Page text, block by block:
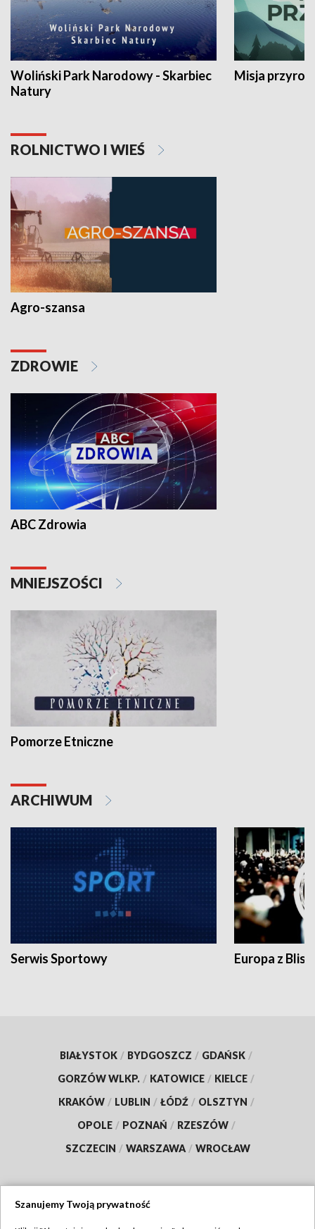
Woliński Park Narodowy - Skarbiec
Natury
Misja
ROLNICTWO I WIEŚ
Agro-szansa
ZDROWIE
ABC Zdrowia
MNIEJSZOŚCI
Pomorze Etniczne
ARCHIWUM
Serwis Sportowy Europa z
BIAŁYSTOK / BYDGOSZCZ / GDAŃSK /
GORZÓW WLKP. / KATOWICE / KIELCE /
KRAKÓW / LUBLIN / ŁÓDŹ / OLSZTYN /
OPOLE / POZNAŃ / RZESZÓW /
SZCZECIN / WARSZAWA / WROCŁAW
Szanujemy Twoją prywatność